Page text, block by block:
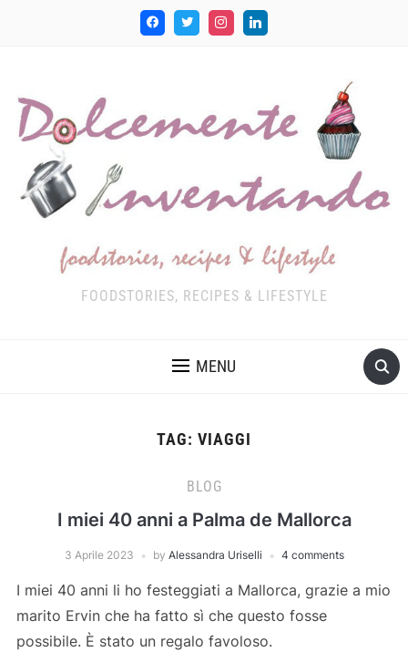
FOODSTORIES, RECIPES & LIFESTYLE
MENU
TAG: VIAGGI
BLOG
I miei 40 anni a Palma de Mallorca
3 Aprile 2023 by Alessandra Uriselli 4 comments
I miei 40 anni li ho festeggiati a Mallorca, grazie a mio
marito Ervin che ha fatto sì che questo fosse
possibile. È stato un regalo favoloso.